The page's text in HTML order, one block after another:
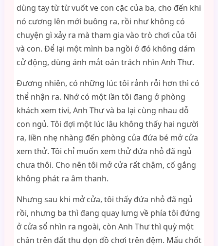
dùng tay từ từ vuốt ve con cặc của ba, cho đến khi
nó cương lên mới buông ra, rồi như không có
chuyện gì xảy ra mà tham gia vào trò chơi của tôi
và con. Để lại một mình ba ngồi ở đó không dám
cử động, dùng ánh mắt oán trách nhìn Anh Thư.
Đương nhiên, có những lúc tôi rảnh rỗi hơn thì có
thể nhận ra. Nhớ có một lần tôi đang ở phòng
khách xem tivi, Anh Thư và ba lại cùng nhau dỗ
con ngủ. Tôi đợi một lúc lâu không thấy hai người
ra, liền nhẹ nhàng đến phòng của đứa bé mở cửa
xem thử. Tôi chỉ muốn xem thử đứa nhỏ đã ngủ
chưa thôi. Cho nên tôi mở cửa rất chậm, cố gắng
không phát ra âm thanh.
Nhưng sau khi mở cửa, tôi thấy đứa nhỏ đã ngủ
rồi, nhưng ba thì đang quay lưng về phía tôi đứng
ở cửa sổ nhìn ra ngoài, còn Anh Thư thì quỳ một
chân trên đất thu dọn đồ chơi trên đệm. Mấu chốt